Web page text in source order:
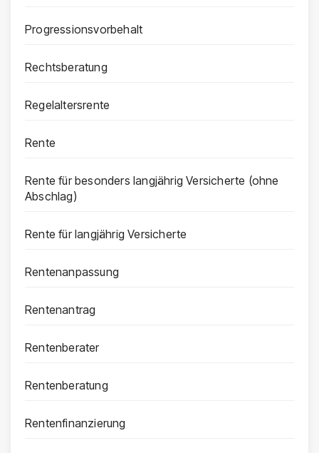
Progressionsvorbehalt
Rechtsberatung
Regelaltersrente
Rente
Rente für besonders langjährig Versicherte (ohne
Abschlag)
Rente für langjährig Versicherte
Rentenanpassung
Rentenantrag
Rentenberater
Rentenberatung
Rentenfinanzierung